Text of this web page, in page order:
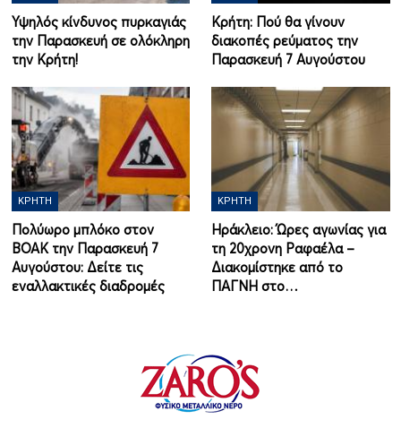
Υψηλός κίνδυνος πυρκαγιάς
την Παρασκευή σε ολόκληρη
την Κρήτη!
Κρήτη: Πού θα γίνουν
διακοπές ρεύματος την
Παρασκευή 7 Αυγούστου
ΚΡΉΤΗ
Πολύωρο μπλόκο στον
ΒΟΑΚ την Παρασκευή 7
Αυγούστου: Δείτε τις
εναλλακτικές διαδρομές
ΚΡΉΤΗ
Ηράκλειο: Ώρες αγωνίας για
τη 20χρονη Ραφαέλα –
Διακομίστηκε από το
ΠΑΓΝΗ στο…